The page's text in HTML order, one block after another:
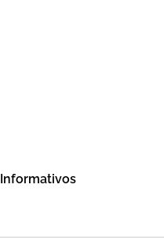
Informativos